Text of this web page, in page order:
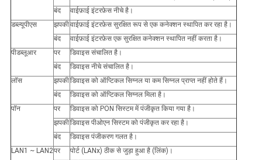
बंद
वाईफ़ाई इंटरफ़ेस नीचे है।
डब्ल्यूपीएस
झपकीवाईफ़ाई इंटरफ़ेस सुरक्षित रूप से एक कनेक्शन स्थापित कर रहा है।
बंद
वाईफ़ाई इंटरफ़ेस एक सुरक्षित कनेक्शन स्थापित नहीं करता है।
पीडब्लूआर
पर
डिवाइस संचालित है।
बंद
डिवाइस नीचे संचालित है।
लॉस
झपकीडिवाइस को ऑप्टिकल सिग्नल या कम सिग्नल प्राप्त नहीं होते हैं।
बंद
डिवाइस को ऑप्टिकल सिग्नल मिला है।
पॉन
पर
डिवाइस को PON सिस्टम में पंजीकृत किया गया है।
झपकीडिवाइस पीओएन सिस्टम को पंजीकृत कर रहा है।
बंद
डिवाइस पंजीकरण गलत है।
LAN1 ~ LAN2पर
पोर्ट (LANx) ठीक से जुड़ा हुआ है (लिंक)।